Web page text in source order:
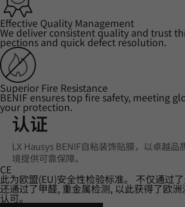
Effective Quality Management
We deliver consistent quality and trust
pections and quick defect resolution.
Superior Fire Resistance
BENIF ensures top fire safety, meeting
your protection.
认证
LX Hausys BENIF自粘装饰贴膜，以卓越品
境提供可靠保障。
CE
此为欧盟(EU)安全性检验标准。 不仅通过
还通过了甲醛, 重金属检测, 以此获得了欧
认可。